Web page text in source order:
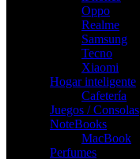
Oppo
Realme
Samsung
Tecno
Xiaomi
Hogar inteligente
Cafetería
Juegos / Consolas
NoteBooks
MacBook
Perfumes